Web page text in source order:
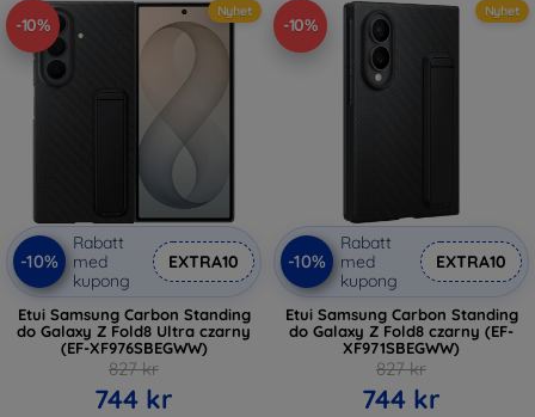
-10%
Nyhet
-10%
Rabatt
med
kupong
EXTRA10
Etui Samsung Carbon Standing
do Galaxy Z Fold8 Ultra czarny
(EF-XF976SBEGWW)
827 kr
744 kr
-10%
Nyhet
-10%
Rabatt
med
kupong
EXTRA10
Etui Samsung Carbon Standing
do Galaxy Z Fold8 czarny (EF-
XF971SBEGWW)
827 kr
744 kr